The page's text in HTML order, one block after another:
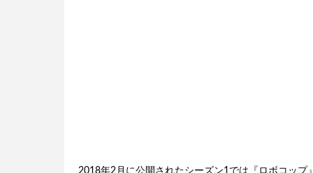
2018年2月に公開されたシーズン1では『ロボコッ